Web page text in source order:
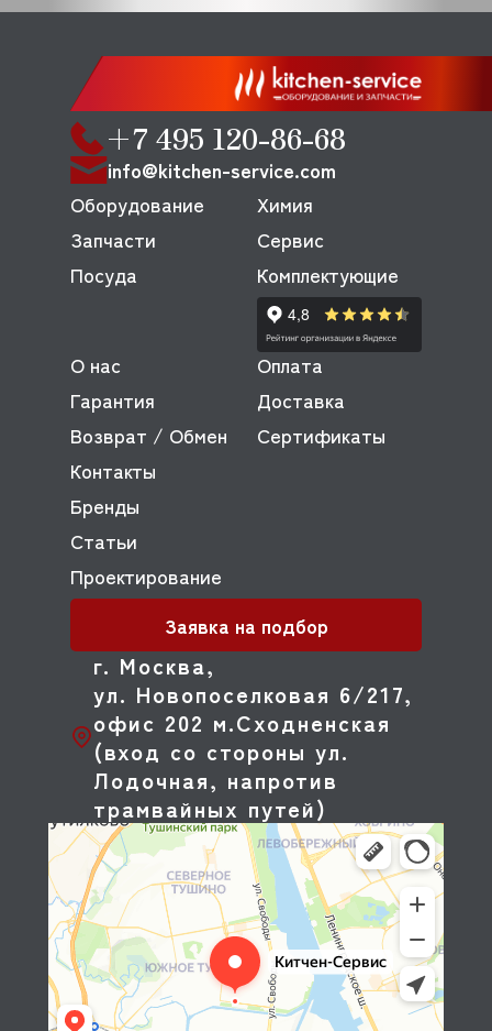
+7 495 120-86-68
info@kitchen-service.com
г. Москва,
ул. Новопоселковая 6/217,
офис 202 м.Сходненская
(вход со стороны ул.
Лодочная, напротив
трамвайных путей)
Оборудование
Запчасти
Посуда
Химия
Сервис
Комплектующие
О нас
Оплата
Гарантия
Доставка
Возврат / Обмен
Сертификаты
Контакты
Бренды
Статьи
Проектирование
Заявка на подбор